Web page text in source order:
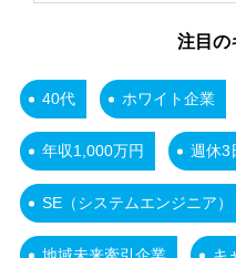
注目の
40代 ホワイト企業
年収1,000万円 週休3
SE（システムエンジニア）